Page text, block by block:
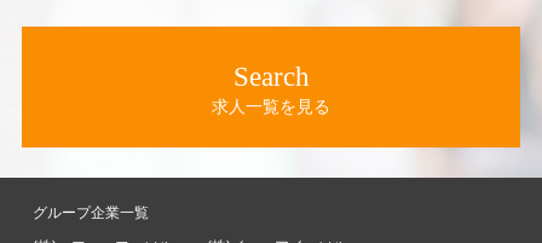
Search
求人一覧を見る
グループ企業一覧